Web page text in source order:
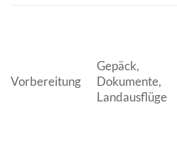
Vorbereitung
Gepäck,
Dokumente,
Landausflüge